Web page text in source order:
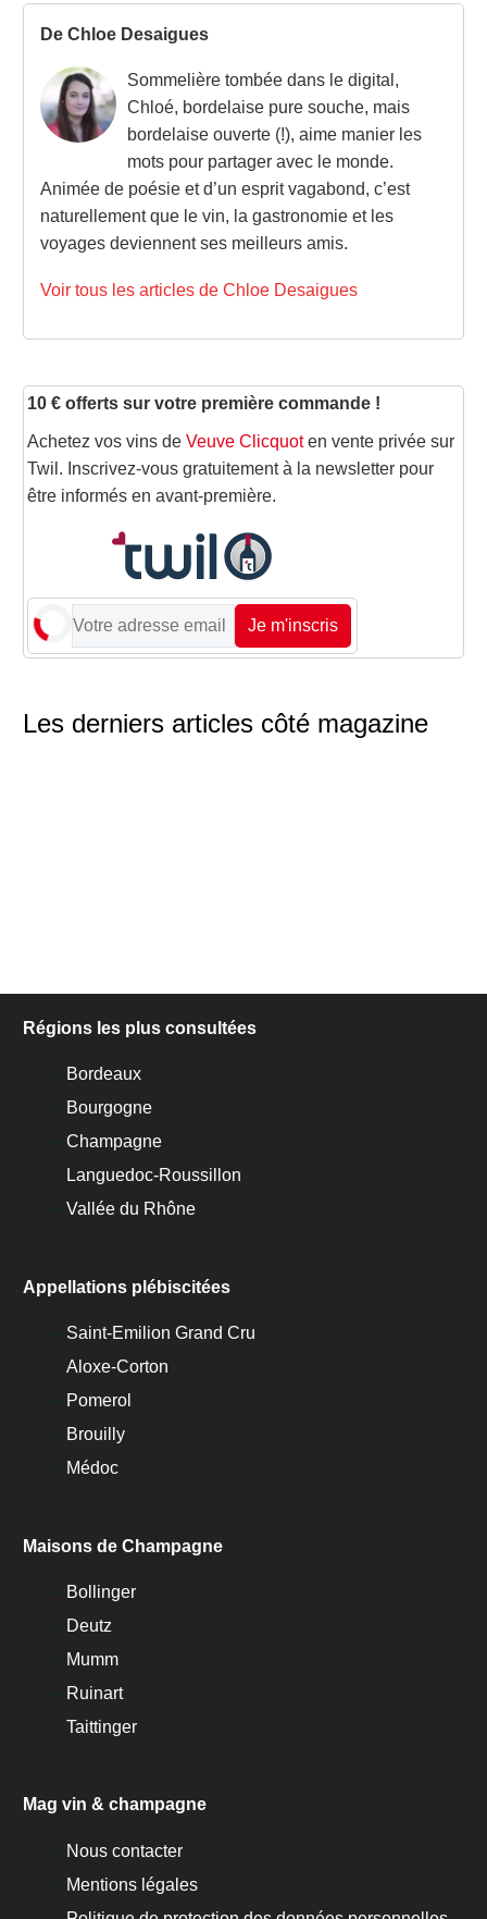
De Chloe Desaigues
Sommelière tombée dans le digital,
Chloé, bordelaise pure souche, mais
bordelaise ouverte (!), aime manier les
mots pour partager avec le monde.
Animée de poésie et d’un esprit vagabond, c’est
naturellement que le vin, la gastronomie et les
voyages deviennent ses meilleurs amis.
Voir tous les articles de Chloe Desaigues
10 € offerts sur votre première commande !
Achetez vos vins de Veuve Clicquoten vente privée sur
Twil. Inscrivez-vous gratuitement à la newsletter pour
être informés en avant-première.
Je m'inscris
Les derniers articles côté magazine
Régions les plus consultées
Bordeaux
Bourgogne
Champagne
Languedoc-Roussillon
Vallée du Rhône
Appellations plébiscitées
Saint-Emilion Grand Cru
Aloxe-Corton
Pomerol
Brouilly
Médoc
Maisons de Champagne
Bollinger
Deutz
Mumm
Ruinart
Taittinger
Mag vin & champagne
Nous contacter
Mentions légales